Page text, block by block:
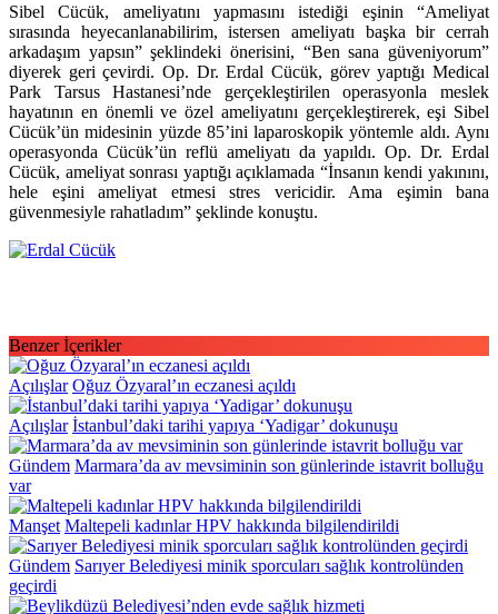
Sibel Cücük, ameliyatını yapmasını istediği eşinin “Ameliyat
sırasında heyecanlanabilirim, istersen ameliyatı başka bir cerrah
arkadaşım yapsın” şeklindeki önerisini, “Ben sana güveniyorum”
diyerek geri çevirdi. Op. Dr. Erdal Cücük, görev yaptığı Medical
Park Tarsus Hastanesi’nde gerçekleştirilen operasyonla meslek
hayatının en önemli ve özel ameliyatını gerçekleştirerek, eşi Sibel
Cücük’ün midesinin yüzde 85’ini laparoskopik yöntemle aldı. Aynı
operasyonda Cücük’ün reflü ameliyatı da yapıldı. Op. Dr. Erdal
Cücük, ameliyat sonrası yaptığı açıklamada “İnsanın kendi yakınını,
hele eşini ameliyat etmesi stres vericidir. Ama eşimin bana
güvenmesiyle rahatladım” şeklinde konuştu.
Benzer İçerikler
Açılışlar Oğuz Özyaral’ın eczanesi açıldı
Açılışlar İstanbul’daki tarihi yapıya ‘Yadigar’ dokunuşu
Gündem Marmara’da av mevsiminin son günlerinde istavrit bolluğu
var
Manşet Maltepeli kadınlar HPV hakkında bilgilendirildi
Gündem Sarıyer Belediyesi minik sporcuları sağlık kontrolünden
geçirdi